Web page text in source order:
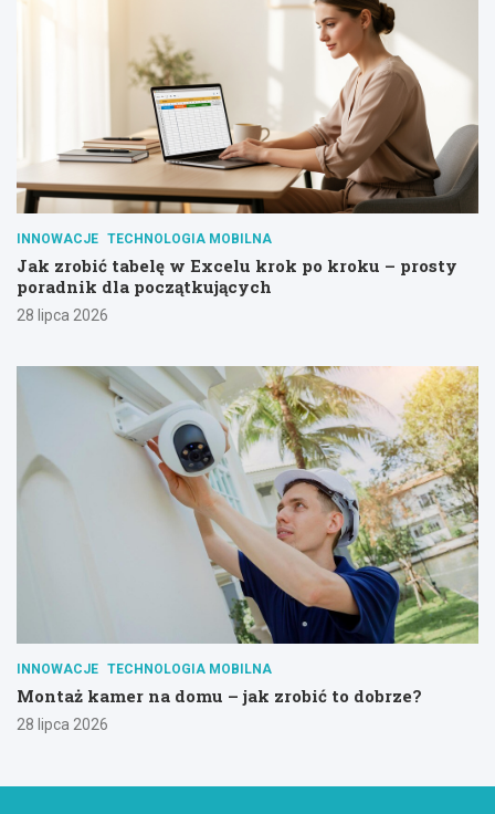
INNOWACJE TECHNOLOGIA MOBILNA
Jak zrobić tabelę w Excelu krok po kroku – prosty
poradnik dla początkujących
28 lipca 2026
INNOWACJE TECHNOLOGIA MOBILNA
Montaż kamer na domu – jak zrobić to dobrze?
28 lipca 2026